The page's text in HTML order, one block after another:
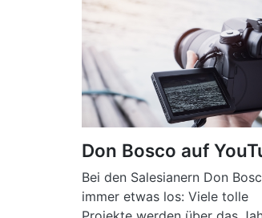
Don Bosco auf
Bei den Salesianern Don
immer etwas los: Viele tolle